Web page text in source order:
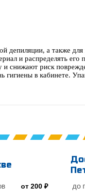
депиляции, а также
и распределять
и снижают риск
гигиены в кабинете.
от 200 ₽ до